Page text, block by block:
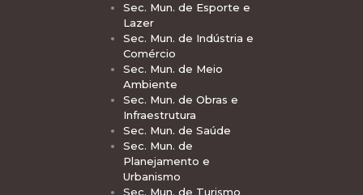
Sec. Mun. de Esporte e
Lazer
Sec. Mun. de Indústria e
Comércio
Sec. Mun. de Meio
Ambiente
Sec. Mun. de Obras e
Infraestrutura
Sec. Mun. de Saúde
Sec. Mun. de
Planejamento e
Urbanismo
Sec. Mun. de Turismo